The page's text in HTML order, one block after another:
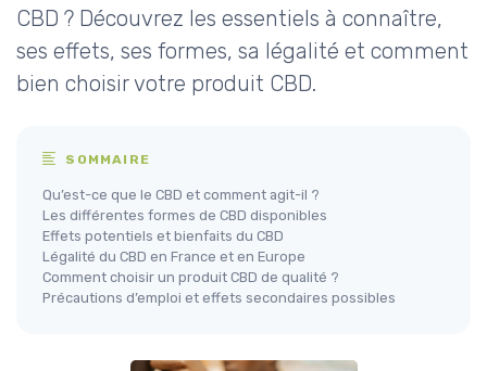
CBD ? Découvrez les essentiels à connaître,
ses effets, ses formes, sa légalité et comment
bien choisir votre produit CBD.
SOMMAIRE
Qu’est-ce que le CBD et comment agit-il ?
Les différentes formes de CBD disponibles
Effets potentiels et bienfaits du CBD
Légalité du CBD en France et en Europe
Comment choisir un produit CBD de qualité ?
Précautions d’emploi et effets secondaires possibles